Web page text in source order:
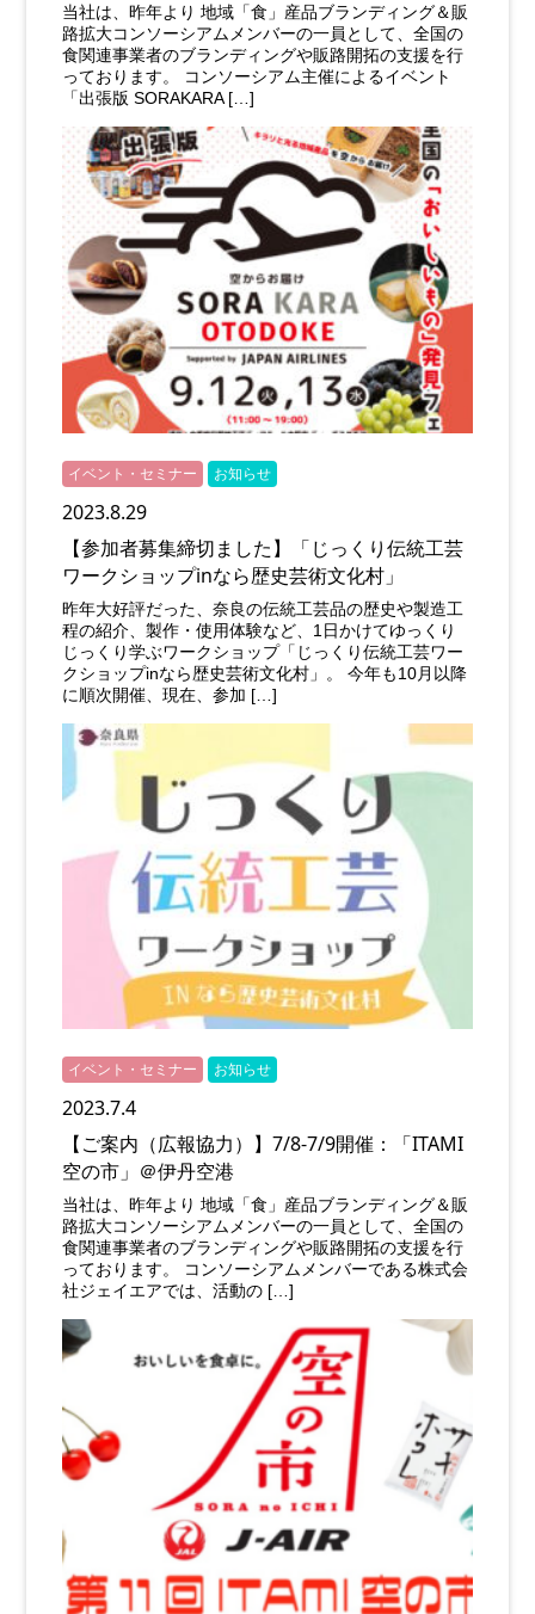
当社は、昨年より 地域「食」産品ブランディング＆販
路拡大コンソーシアムメンバーの一員として、全国の
食関連事業者のブランディングや販路開拓の支援を行
っております。 コンソーシアム主催によるイベント
「出張版 SORAKARA […]
イベント・セミナー お知らせ
2023.8.29
【参加者募集締切ました】「じっくり伝統工芸
ワークショップinなら歴史芸術文化村」
昨年大好評だった、奈良の伝統工芸品の歴史や製造工
程の紹介、製作・使用体験など、1日かけてゆっくり
じっくり学ぶワークショップ「じっくり伝統工芸ワー
クショップinなら歴史芸術文化村」。 今年も10月以降
に順次開催、現在、参加 […]
イベント・セミナー お知らせ
2023.7.4
【ご案内（広報協力）】7/8-7/9開催：「ITAMI
空の市」＠伊丹空港
当社は、昨年より 地域「食」産品ブランディング＆販
路拡大コンソーシアムメンバーの一員として、全国の
食関連事業者のブランディングや販路開拓の支援を行
っております。 コンソーシアムメンバーである株式会
社ジェイエアでは、活動の […]